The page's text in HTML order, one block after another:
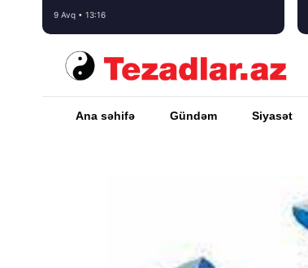
9 Avq • 13:16
Ana səhifə Gündəm Siyasət